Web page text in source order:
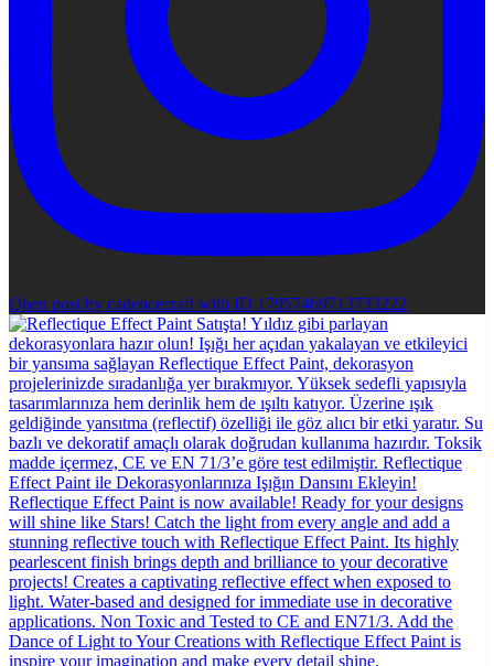
Open post by cadencecraft with ID 17957469713733222